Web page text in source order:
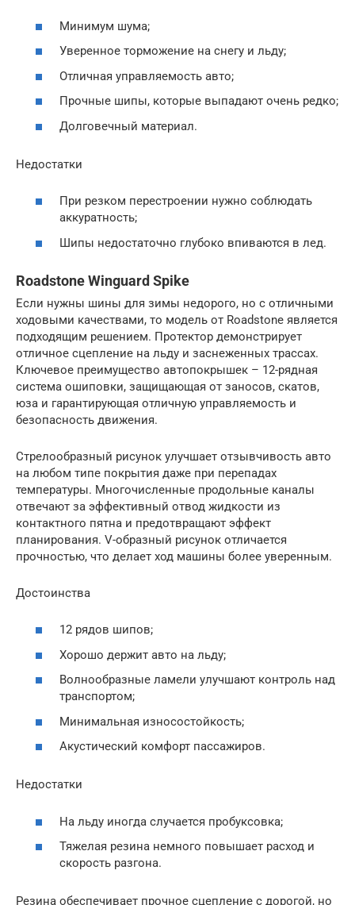
Минимум шума;
Уверенное торможение на снегу и льду;
Отличная управляемость авто;
Прочные шипы, которые выпадают очень редко;
Долговечный материал.
Недостатки
При резком перестроении нужно соблюдать
аккуратность;
Шипы недостаточно глубоко впиваются в лед.
Roadstone Winguard Spike
Если нужны шины для зимы недорого, но с отличными
ходовыми качествами, то модель от Roadstone является
подходящим решением. Протектор демонстрирует
отличное сцепление на льду и заснеженных трассах.
Ключевое преимущество автопокрышек – 12-рядная
система ошиповки, защищающая от заносов, скатов,
юза и гарантирующая отличную управляемость и
безопасность движения.
Стрелообразный рисунок улучшает отзывчивость авто
на любом типе покрытия даже при перепадах
температуры. Многочисленные продольные каналы
отвечают за эффективный отвод жидкости из
контактного пятна и предотвращают эффект
планирования. V-образный рисунок отличается
прочностью, что делает ход машины более уверенным.
Достоинства
12 рядов шипов;
Хорошо держит авто на льду;
Волнообразные ламели улучшают контроль над
транспортом;
Минимальная износостойкость;
Акустический комфорт пассажиров.
Недостатки
На льду иногда случается пробуксовка;
Тяжелая резина немного повышает расход и
скорость разгона.
Резина обеспечивает прочное сцепление с дорогой, но